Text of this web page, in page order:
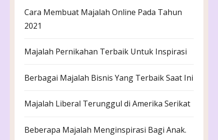
Cara Membuat Majalah Online Pada Tahun
2021
Majalah Pernikahan Terbaik Untuk Inspirasi
Berbagai Majalah Bisnis Yang Terbaik Saat Ini
Majalah Liberal Terunggul di Amerika Serikat
Beberapa Majalah Menginspirasi Bagi Anak.